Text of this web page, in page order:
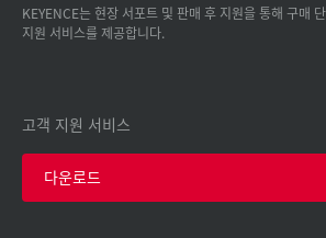
KEYENCE는 현장 서포트 및 판매 후 지원을 통해 구매
지원 서비스를 제공합니다.
고객 지원 서비스
다운로드